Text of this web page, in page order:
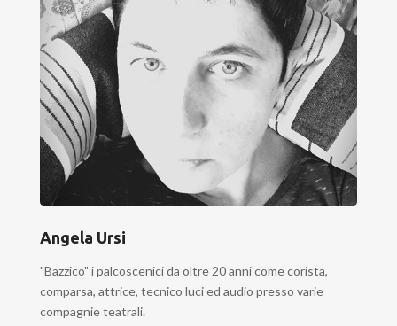
Angela Ursi
"Bazzico" i palcoscenici da oltre 20 anni come corista,
comparsa, attrice, tecnico luci ed audio presso varie
compagnie teatrali.